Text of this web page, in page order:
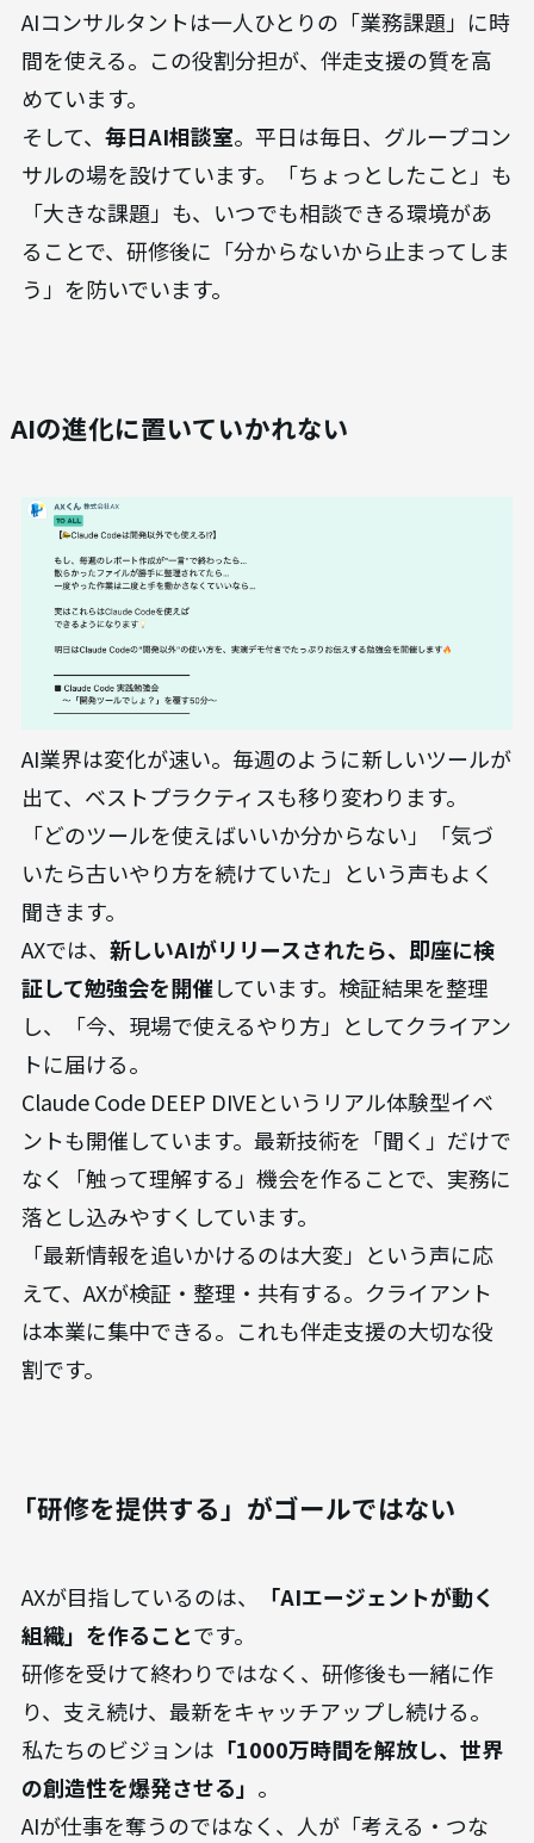
AIコンサルタントは一人ひとりの「業務課題」に時
間を使える。この役割分担が、伴走支援の質を高
めています。
そして、 毎日AI相談室。平日は毎日、グループコン
サルの場を設けています。「ちょっとしたこと」も
「大きな課題」も、いつでも相談できる環境があ
ることで、研修後に「分からないから止まってしま
う」を防いでいます。
AIの進化に置いていかれない
AI業界は変化が速い。毎週のように新しいツールが
出て、ベストプラクティスも移り変わります。
「どのツールを使えばいいか分からない」「気づ
いたら古いやり方を続けていた」という声もよく
聞きます。
AXでは、 新しいAIがリリースされたら、即座に検
証して勉強会を開催しています。検証結果を整理
し、「今、現場で使えるやり方」としてクライアン
トに届ける。
Claude Code DEEP DIVEというリアル体験型イベ
ントも開催しています。最新技術を「聞く」だけで
なく「触って理解する」機会を作ることで、実務に
落とし込みやすくしています。
「最新情報を追いかけるのは大変」という声に応
えて、AXが検証・整理・共有する。クライアント
は本業に集中できる。これも伴走支援の大切な役
割です。
「研修を提供する」がゴールではない
AXが目指しているのは、
「AIエージェントが動く
組織」を作ることです。
研修を受けて終わりではなく、研修後も一緒に作
り、支え続け、最新をキャッチアップし続ける。
私たちのビジョンは 「1000万時間を解放し、世界
の創造性を爆発させる」 。
AIが仕事を奪うのではなく、人が「考える・つな